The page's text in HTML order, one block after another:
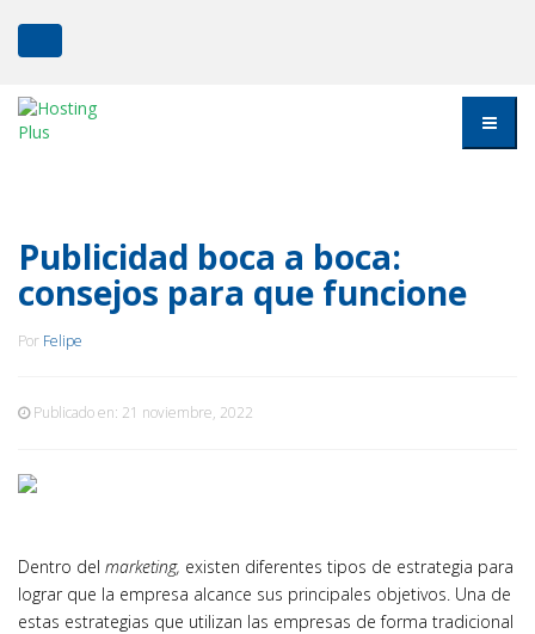
Publicidad boca a boca:
consejos para que funcione
Por Felipe
Publicado en: 21 noviembre, 2022
Dentro del marketing, existen diferentes tipos de estrategia para
lograr que la empresa alcance sus principales objetivos. Una de
estas estrategias que utilizan las empresas de forma tradicional